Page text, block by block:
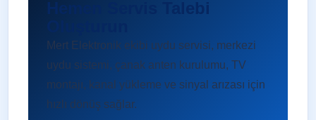
Hemen Servis Talebi
Mert Elektronik ekibi uydu servisi, merkezi
uydu sistemi, çanak anten kurulumu, TV
montajı, kanal yükleme ve sinyal arızası için
hızlı dönüş sağlar.